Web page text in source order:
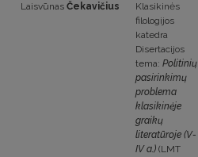
Laisvūnas Čekavičius
Klasikinės
filologijos
katedra
Disertacijos
tema: Politinių
pasirinkimų
problema
klasikinėje
graikų
literatūroje (V-
IV a.) (LMT